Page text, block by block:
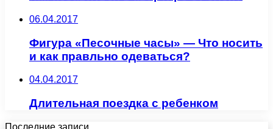
06.04.2017
Фигура «Песочные часы» — Что носить
и как правльно одеваться?
04.04.2017
Длительная поездка с ребенком
Последние записи